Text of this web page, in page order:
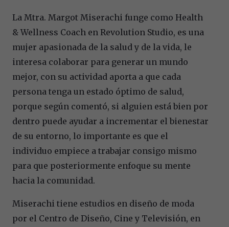
La Mtra. Margot Miserachi funge como Health
& Wellness Coach en Revolution Studio, es una
mujer apasionada de la salud y de la vida, le
interesa colaborar para generar un mundo
mejor, con su actividad aporta a que cada
persona tenga un estado óptimo de salud,
porque según comentó, si alguien está bien por
dentro puede ayudar a incrementar el bienestar
de su entorno, lo importante es que el
individuo empiece a trabajar consigo mismo
para que posteriormente enfoque su mente
hacia la comunidad.
Miserachi tiene estudios en diseño de moda
por el Centro de Diseño, Cine y Televisión, en